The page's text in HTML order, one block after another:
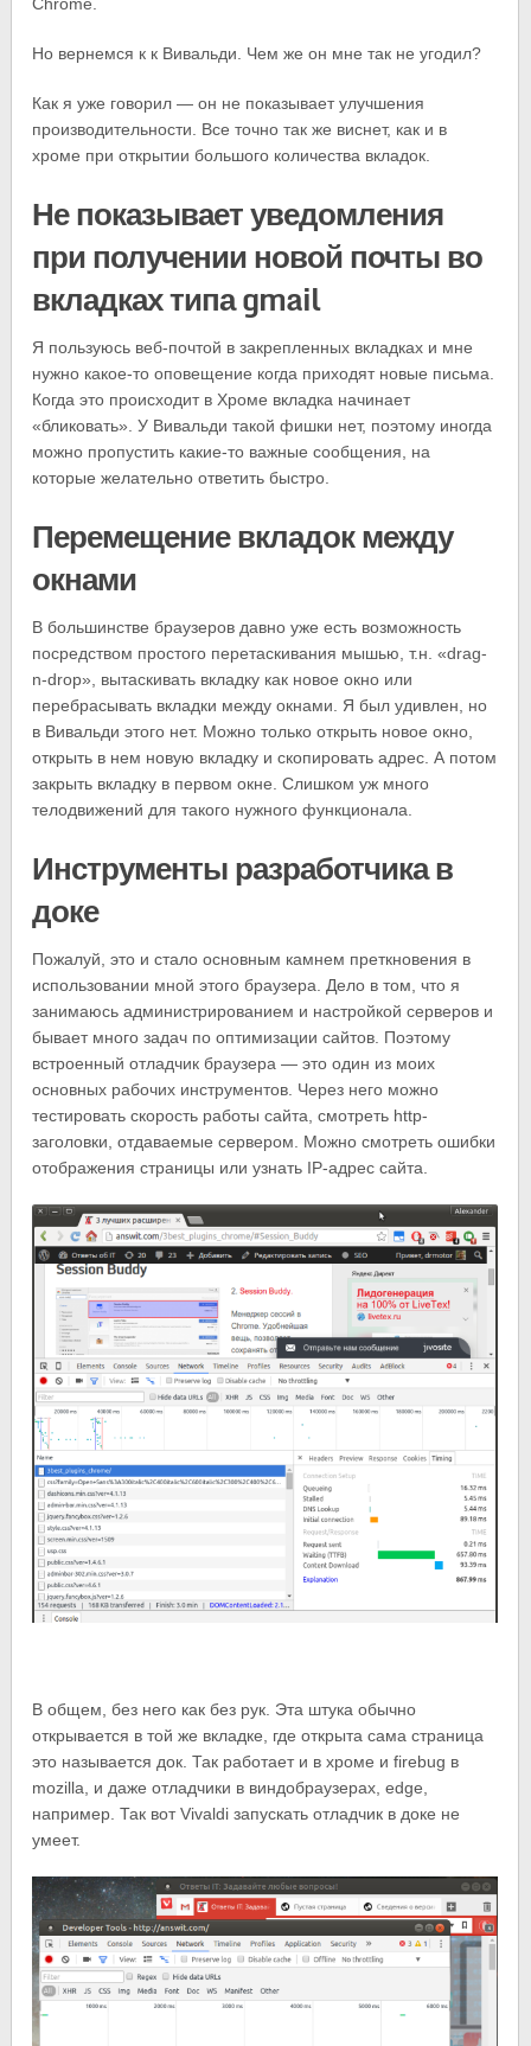
Но вернемся к к Вивальди. Чем же он мне так не угодил?
Как я уже говорил — он не показывает улучшения
производительности. Все точно так же виснет, как и в
хроме при открытии большого количества вкладок.
Не показывает уведомления
при получении новой почты во
вкладках типа gmail
Я пользуюсь веб-почтой в закрепленных вкладках и мне
нужно какое-то оповещение когда приходят новые письма.
Когда это происходит в Хроме вкладка начинает
«бликовать». У Вивальди такой фишки нет, поэтому иногда
можно пропустить какие-то важные сообщения, на
которые желательно ответить быстро.
Перемещение вкладок между
окнами
В большинстве браузеров давно уже есть возможность
посредством простого перетаскивания мышью, т.н. «drag-
n-drop», вытаскивать вкладку как новое окно или
перебрасывать вкладки между окнами. Я был удивлен, но
в Вивальди этого нет. Можно только открыть новое окно,
открыть в нем новую вкладку и скопировать адрес. А потом
закрыть вкладку в первом окне. Слишком уж много
телодвижений для такого нужного функционала.
Инструменты разработчика в
доке
Пожалуй, это и стало основным камнем преткновения в
использовании мной этого браузера. Дело в том, что я
занимаюсь администрированием и настройкой серверов и
бывает много задач по оптимизации сайтов. Поэтому
встроенный отладчик браузера — это один из моих
основных рабочих инструментов. Через него можно
тестировать скорость работы сайта, смотреть http-
заголовки, отдаваемые сервером. Можно смотреть ошибки
отображения страницы или узнать IP-адрес сайта.
В общем, без него как без рук. Эта штука обычно
открывается в той же вкладке, где открыта сама страница
это называется док. Так работает и в хроме и firebug в
mozilla, и даже отладчики в виндобраузерах, edge,
например. Так вот Vivaldi запускать отладчик в доке не
умеет.